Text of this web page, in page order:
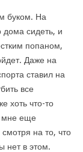
буком. На
дома сидеть, и
попаном,
Даже на
ставил на
все
хоть что-то
мне еще
на то, что
нет в этом.